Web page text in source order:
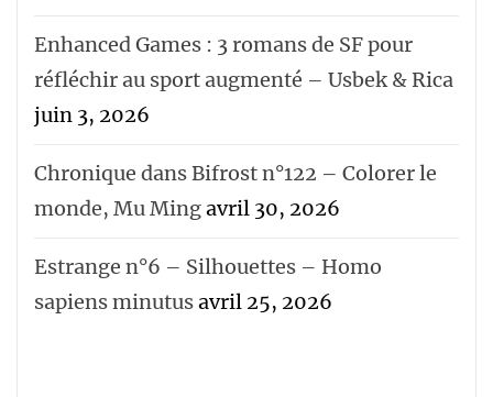
Enhanced Games : 3 romans de SF pour
réfléchir au sport augmenté – Usbek & Rica
juin 3, 2026
Chronique dans Bifrost n°122 – Colorer le
monde, Mu Mingavril 30, 2026
Estrange n°6 – Silhouettes – Homo
sapiens minutusavril 25, 2026